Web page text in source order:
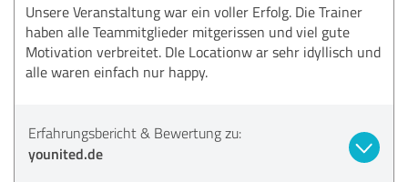
Unsere Veranstaltung war ein voller Erfolg. Die Trainer
haben alle Teammitglieder mitgerissen und viel gute
Motivation verbreitet. DIe Locationw ar sehr idyllisch und
alle waren einfach nur happy.
Erfahrungsbericht & Bewertung zu:
younited.de